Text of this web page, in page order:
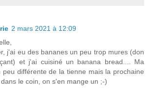
2 mars 2021 à 12:09
j'ai eu des bananes un peu trop mures (don
et j'ai cuisiné un banana bread.... Ma
peu différente de la tienne mais la prochaine
le coin, on s'en mange un ;-)